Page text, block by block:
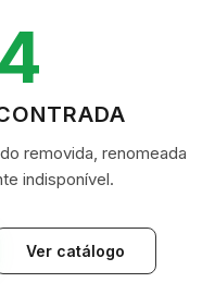
removida, renomeada
indisponível.
Ver catálogo